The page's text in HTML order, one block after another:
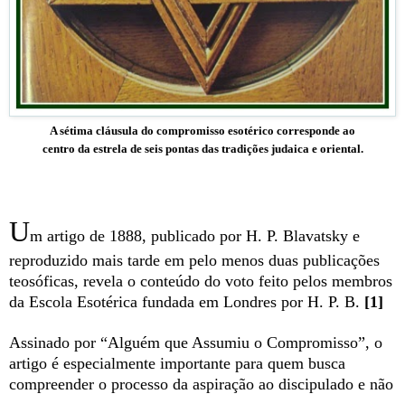
A sétima cláusula do compromisso esotérico corresponde ao
centro da estrela de seis pontas das tradições judaica e oriental.
Um artigo de 1888, publicado por H. P. Blavatsky e
reproduzido mais tarde em pelo menos duas publicações
teosóficas, revela o conteúdo do voto feito pelos membros
da Escola Esotérica fundada em Londres por H. P. B. [1]
Assinado por “Alguém que Assumiu o Compromisso”, o
artigo é especialmente importante para quem busca
compreender o processo da aspiração ao discipulado e não